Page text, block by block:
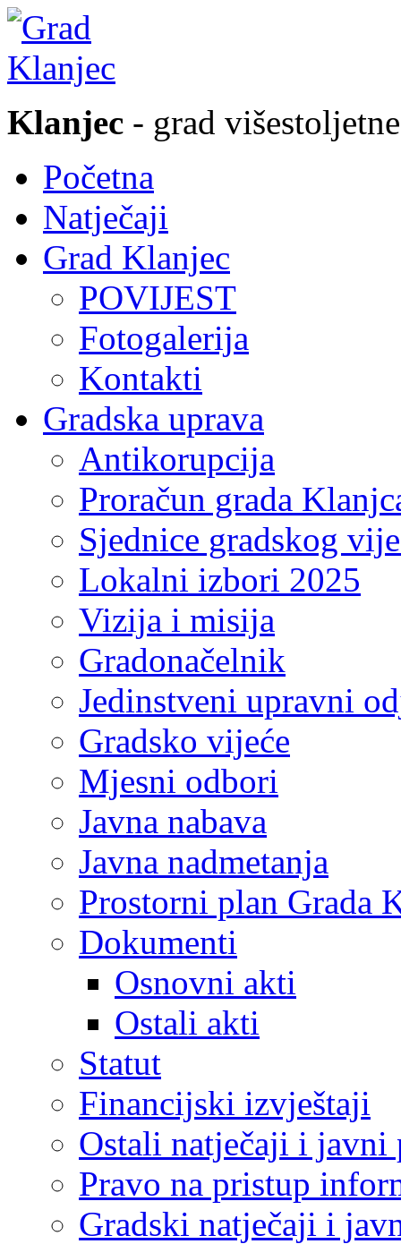
Klanjec - grad
Početna
Natječaji
Grad Klanjec
POVIJEST
Fotogalerija
Kontakti
Gradska uprava
Antikorupcija
Proračun grada
Sjednice gradskog
Lokalni izbori 2025
Vizija i misija
Gradonačelnik
Jedinstveni upravni
Gradsko vijeće
Mjesni odbori
Javna nabava
Javna nadmetanja
Prostorni plan Grada
Dokumenti
Osnovni akti
Ostali akti
Statut
Financijski izvještaji
Ostali natječaji i javni
Pravo na pristup
Gradski natječaji i